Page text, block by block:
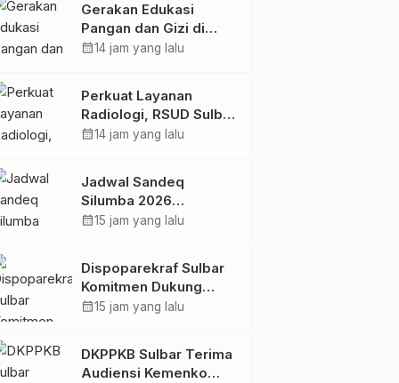
Bersama Sky World
TMII
Gerakan Edukasi
Pangan dan Gizi di
Mamasa: Tingkatkan
dalam Pemenuhan Gizi
calendar_month14 jam yang lalu
Perkuat Layanan
Radiologi, RSUD Sulbar
Sambut Kembali dr. Iis
calendar_month14 jam yang lalu
Jadwal Sandeq
Silumba 2026
Disesuaikan,
Tetap Dimatangkan
calendar_month15 jam yang lalu
Dispoparekraf Sulbar
Komitmen Dukung
Penyusunan RAD
calendar_month15 jam yang lalu
DKPPKB Sulbar Terima
Audiensi Kemenko